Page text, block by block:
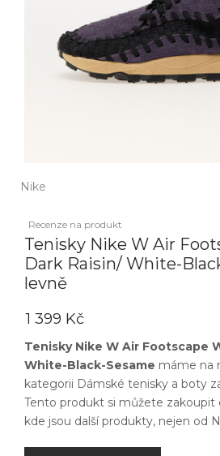
Nike
Recenze na produkt
Tenisky Nike W Air
Dark Raisin/ White-
levně
1 399 Kč
Tenisky Nike W Air Footscape
White-Black-Sesame máme na
kategorii Dámské tenisky a boty
Tento produkt si můžete zakoupit
kde jsou další produkty, nejen od